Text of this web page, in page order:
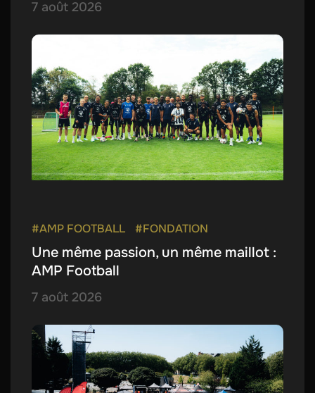
7 août 2026
#AMP FOOTBALL #FONDATION
Une même passion, un même maillot :
AMP Football
7 août 2026